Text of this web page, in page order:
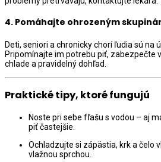
4. Pomáhajte ohrozeným
Deti, seniori a chronicky chorí ľudia sú na
Pripomínajte im potrebu piť, zabezpečte
chlade a pravidelný dohľad.
Praktické tipy, ktoré fungujú
Noste pri sebe fľašu s vodou – aj
piť častejšie.
Ochladzujte si zápästia, krk a čelo
vlažnou sprchou.